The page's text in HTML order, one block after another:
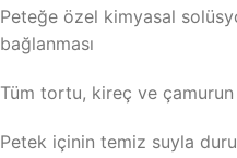
Peteğe özel kimyasal
bağlanması
Tüm tortu, kireç ve çamurun
Petek içinin temiz suyla